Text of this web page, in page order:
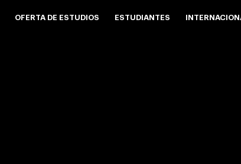
OFERTA DE ESTUDIOS ESTUDIANTES